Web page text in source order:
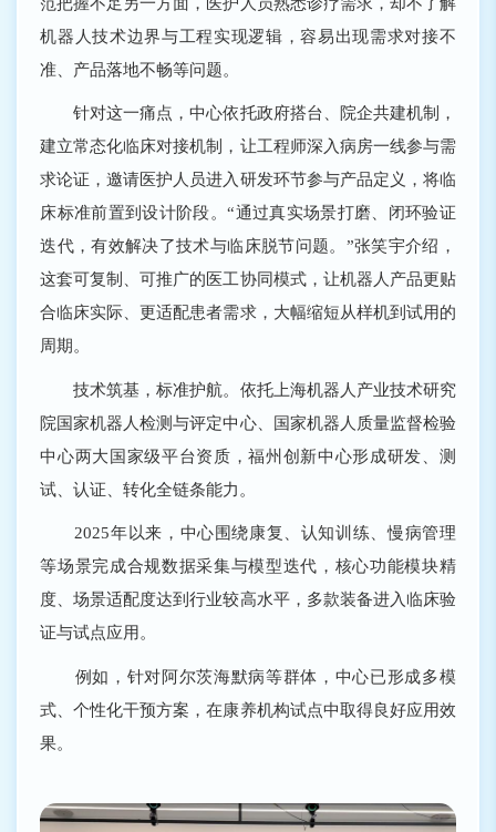
机器人技术边界与工程实现逻辑，容易出现需求对接不
准、产品落地不畅等问题。
针对这一痛点，中心依托政府搭台、院企共建机制，
建立常态化临床对接机制，让工程师深入病房一线参与需
求论证，邀请医护人员进入研发环节参与产品定义，将临
床标准前置到设计阶段。“通过真实场景打磨、闭环验证
迭代，有效解决了技术与临床脱节问题。”张笑宇介绍，
这套可复制、可推广的医工协同模式，让机器人产品更贴
合临床实际、更适配患者需求，大幅缩短从样机到试用的
周期。
技术筑基，标准护航。依托上海机器人产业技术研究
院国家机器人检测与评定中心、国家机器人质量监督检验
中心两大国家级平台资质，福州创新中心形成研发、测
试、认证、转化全链条能力。
2025年以来，中心围绕康复、认知训练、慢病管理
等场景完成合规数据采集与模型迭代，核心功能模块精
度、场景适配度达到行业较高水平，多款装备进入临床验
证与试点应用。
例如，针对阿尔茨海默病等群体，中心已形成多模
式、个性化干预方案，在康养机构试点中取得良好应用效
果。